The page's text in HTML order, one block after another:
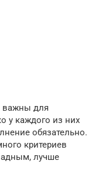
важны для
у каждого из них
обязательно.
критериев
лучше